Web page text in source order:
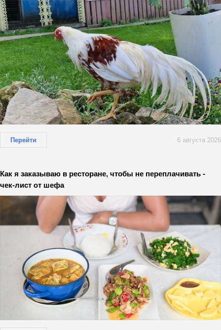
Перейти 6 августа 2026
Как я заказываю в ресторане, чтобы не переплачивать -
чек-лист от шефа